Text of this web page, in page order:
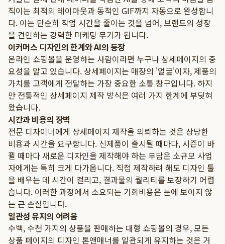
직이는 최적의 레이아웃과 동적인 GIF까지 자동으로 완성합니
다. 이는 단순히 작업 시간을 줄이는 것을 넘어, 브랜드의 성장
을 견인하는 강력한 마케팅 무기가 됩니다.
이커머스 디자인의 한계와 AI의 등장
온라인 쇼핑몰을 운영하는 사람이라면 누구나 상세페이지의 중
요성을 알고 있습니다. 상세페이지는 매장의 '얼굴'이자, 제품의
가치를 고객에게 전달하는 가장 중요한 소통 창구입니다. 하지
만 전통적인 상세페이지 제작 방식은 여러 가지 한계에 부딪혀
왔습니다.
시간과 비용의 장벽
전문 디자이너에게 상세페이지 제작을 의뢰하는 것은 상당한
비용과 시간을 요구합니다. 신제품이 출시될 때마다, 시즌이 바
뀔 때마다 새로운 디자인을 제작해야 하는 부담은 소규모 사업
자에게는 특히 크게 다가옵니다. 직접 제작하려 해도 디자인 툴
을 배우는 데 시간이 걸리고, 결과물의 퀄리티를 보장하기 어렵
습니다. 이러한 과정에서 소요되는 기회비용은 눈에 보이지 않
는 큰 손실입니다.
일관성 유지의 어려움
수백, 수천 가지의 상품을 판매하는 대형 쇼핑몰의 경우, 모든
상품 페이지의 디자인 톤앤매너를 일관되게 유지하는 것은 거